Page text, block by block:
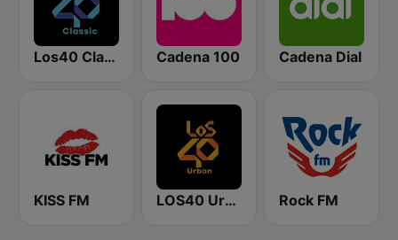
Los40 Classic Cadena 100 Cadena Dial
KISS FM LOS40 Urban Rock FM